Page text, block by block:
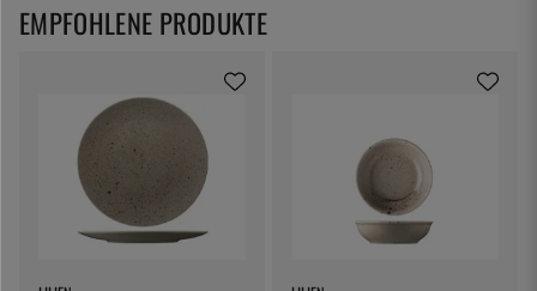
EMPFOHLENE PRODUKTE